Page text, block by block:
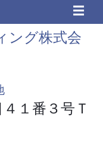
☰
ング株式会
１番３号Ｔ